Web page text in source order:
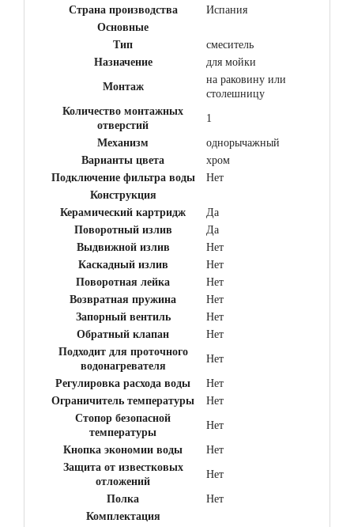
Страна производства
Испания
Основные
Тип
смеситель
Назначение
для мойки
Монтаж
на раковину или
столешницу
Количество монтажных
отверстий
1
Механизм
однорычажный
Варианты цвета
хром
Подключение фильтра воды
Нет
Конструкция
Керамический картридж
Да
Поворотный излив
Да
Выдвижной излив
Нет
Каскадный излив
Нет
Поворотная лейка
Нет
Возвратная пружина
Нет
Запорный вентиль
Нет
Обратный клапан
Нет
Подходит для проточного
водонагревателя
Нет
Регулировка расхода воды
Нет
Ограничитель температуры
Нет
Стопор безопасной
температуры
Нет
Кнопка экономии воды
Нет
Защита от известковых
отложений
Нет
Полка
Нет
Комплектация